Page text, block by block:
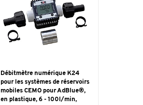
Débitmètre numérique K24
pour les systèmes de réservoirs
mobiles CEMO pour AdBlue®,
en plastique, 6 - 100l/min,